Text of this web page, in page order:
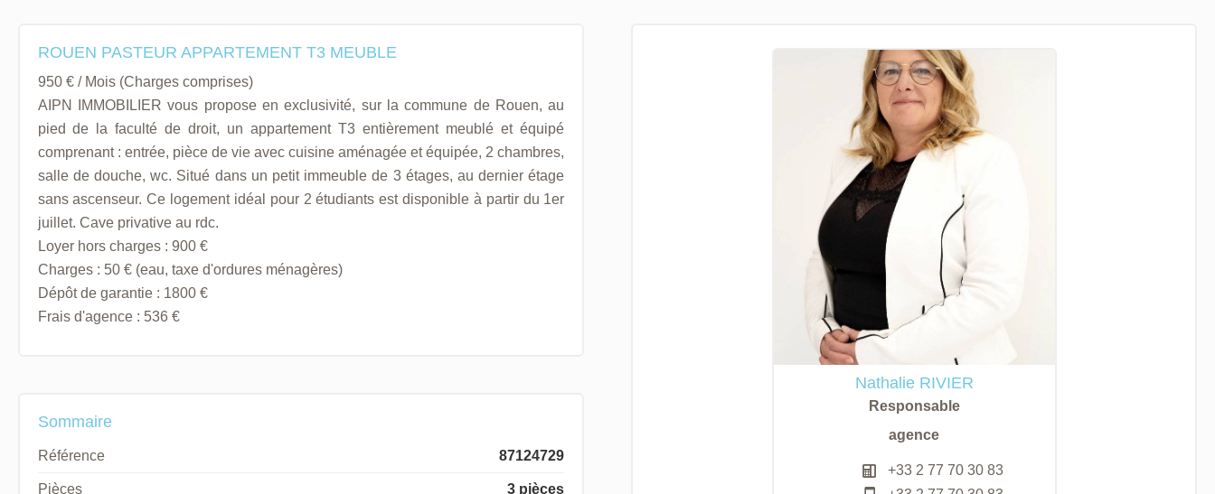
ROUEN PASTEUR APPARTEMENT T3 MEUBLE
950 € / Mois (Charges comprises)
AIPN IMMOBILIER vous propose en exclusivité, sur la commune de Rouen, au
pied de la faculté de droit, un appartement T3 entièrement meublé et équipé
comprenant : entrée, pièce de vie avec cuisine aménagée et équipée, 2 chambres,
salle de douche, wc. Situé dans un petit immeuble de 3 étages, au dernier étage
sans ascenseur. Ce logement idéal pour 2 étudiants est disponible à partir du 1er
juillet. Cave privative au rdc.
Loyer hors charges : 900 €
Charges : 50 € (eau, taxe d'ordures ménagères)
Dépôt de garantie : 1800 €
Frais d'agence : 536 €
Sommaire
Référence 87124729
Pièces 3 pièces
Nathalie RIVIER
Responsable
agence
+33 2 77 70 30 83